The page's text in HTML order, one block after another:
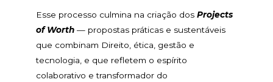
Esse processo culmina na criação dos Projects
of Worth — propostas práticas e sustentáveis
que combinam Direito, ética, gestão e
tecnologia, e que refletem o espírito
colaborativo e transformador do